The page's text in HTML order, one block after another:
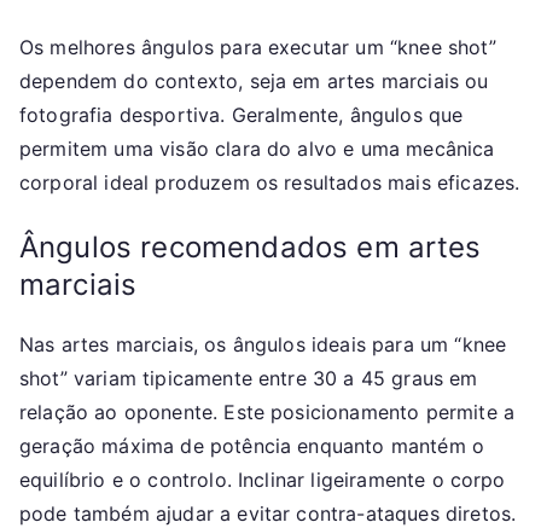
Os melhores ângulos para executar um “knee shot”
dependem do contexto, seja em artes marciais ou
fotografia desportiva. Geralmente, ângulos que
permitem uma visão clara do alvo e uma mecânica
corporal ideal produzem os resultados mais eficazes.
Ângulos recomendados em artes
marciais
Nas artes marciais, os ângulos ideais para um “knee
shot” variam tipicamente entre 30 a 45 graus em
relação ao oponente. Este posicionamento permite a
geração máxima de potência enquanto mantém o
equilíbrio e o controlo. Inclinar ligeiramente o corpo
pode também ajudar a evitar contra-ataques diretos.